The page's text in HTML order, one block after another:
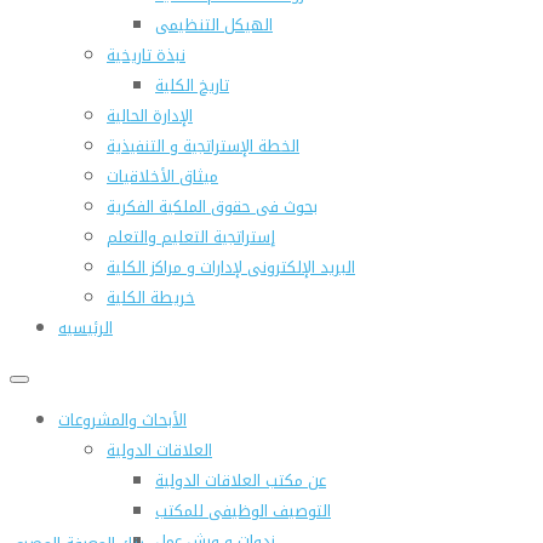
الهيكل التنظيمى
نبذة تاريخية
تاريخ الكلية
الإدارة الحالية
الخطة الإستراتجية و التنفيذية
ميثاق الأخلاقيات
بحوث فى حقوق الملكية الفكرية
إستراتجية التعليم والتعلم
البريد الإلكترونى لإدارات و مراكز الكلية
خريطة الكلية
الرئيسيه
الأبحاث والمشروعات
العلاقات الدولية
عن مكتب العلاقات الدولية
التوصيف الوظيفى للمكتب